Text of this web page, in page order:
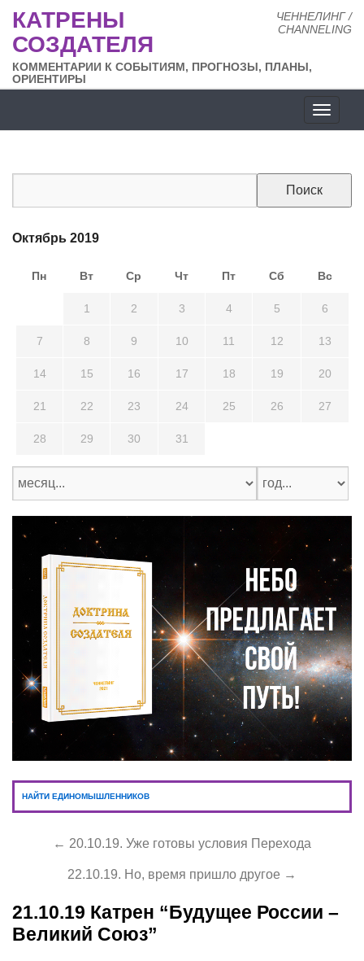
ЧЕННЕЛИНГ /
CHANNELING
КАТРЕНЫ
СОЗДАТЕЛЯ
КОММЕНТАРИИ К СОБЫТИЯМ, ПРОГНОЗЫ, ПЛАНЫ,
ОРИЕНТИРЫ
сайта
Октябрь 2019
Пн Вт Ср Чт Пт Сб Вс
1 2 3 4 5 6
7 8 9 10 11 12 13
14 15 16 17 18 19 20
21 22 23 24 25 26 27
28 29 30 31
НАЙТИ ЕДИНОМЫШЛЕННИКОВ
← 20.10.19. Уже готовы условия Перехода
22.10.19. Но, время пришло другое →
21.10.19 Катрен “Будущее России –
Великий Союз”